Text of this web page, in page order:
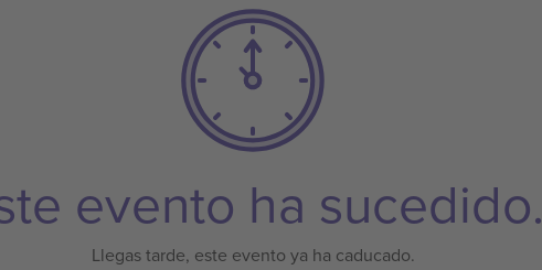
evento ha sucedido.
Llegas tarde, este evento ya ha caducado.